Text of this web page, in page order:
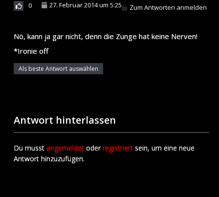
0 27. Februar 2014 um 5:25 Zum Antworten anmelden
Nö, kann ja gar nicht, denn die Zunge hat keine Nerven!
*Ironie off
Als beste Antwort auswählen
Antwort hinterlassen
Du musst angemeldet oderregistriert sein, um eine neue
Antwort hinzuzufügen.